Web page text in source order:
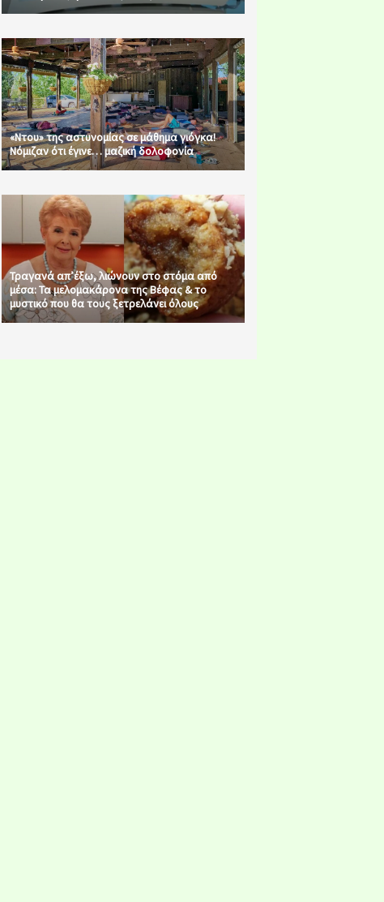
«Ντου» της αστυνομίας σε μάθημα γιόγκα!
Νόμιζαν ότι έγινε… μαζική δολοφονία
Τραγανά απ’έξω, λιώνουν στο στόμα από
μέσα: Τα μελομακάρονα της Βέφας & το
μυστικό που θα τους ξετρελάνει όλους